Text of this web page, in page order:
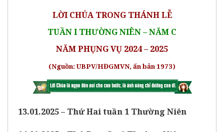
LỜI CHÚA TRONG THÁNH LỄ
TUẦN I THƯỜNG NIÊN – NĂM C
NĂM PHỤNG VỤ 2024 – 2025
(Nguồn: UBPV/HĐGMVN, ấn bản 1973)
13.01.2025 – Thứ Hai tuần 1 Thường Niên